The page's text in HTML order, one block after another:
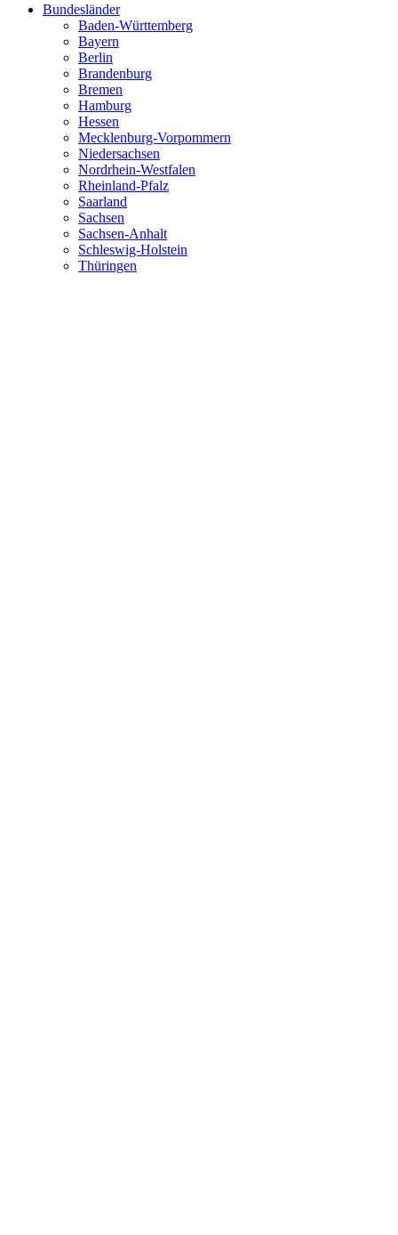
Bundesländer
Baden-Württemberg
Bayern
Berlin
Brandenburg
Bremen
Hamburg
Hessen
Mecklenburg-Vorpommern
Niedersachsen
Nordrhein-Westfalen
Rheinland-Pfalz
Saarland
Sachsen
Sachsen-Anhalt
Schleswig-Holstein
Thüringen